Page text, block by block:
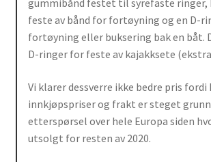
gummibånd festet til syrefaste ringer,
feste av bånd for fortøyning og en D-
fortøyning eller buksering bak en båt.
D-ringer for feste av kajakksete
Vi klarer dessverre ikke bedre pris fordi
innkjøpspriser og frakt er steget
etterspørsel over hele Europa siden
utsolgt for resten av 2020.